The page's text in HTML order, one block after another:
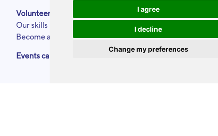
I agree
I decline
Change my preferences
Volunteers
Our skills
Become a ToolBoxer
Events calendar
Annual reports
Legal Notice